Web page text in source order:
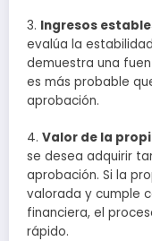
3. Ingresos
evalúa la
demuestra una
es más probable
aprobación.
4. Valor de la
se desea adquirir
aprobación. Si la
valorada y cumple
financiera, el
rápido.